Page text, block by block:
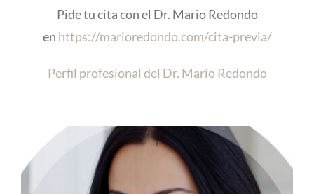
Pide tu cita con el Dr. Mario Redondo
en https://marioredondo.com/cita-previa/
Perfil profesional del Dr. Mario Redondo